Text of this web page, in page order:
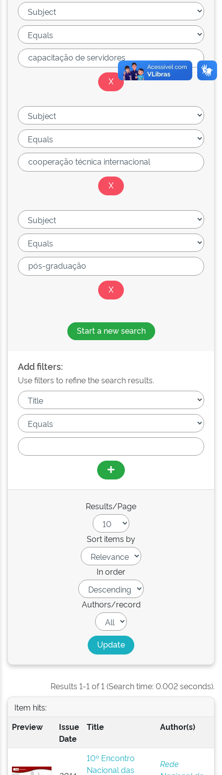
Start a new search
Add filters:
Use filters to refine the search results.
Results/Page
Sort items by
In order
Authors/record
Results 1-1 of 1 (Search time: 0.002 seconds).
Item hits:
Preview
Issue
Date
Title Author(s)
10º Encontro
Nacional das
Rede